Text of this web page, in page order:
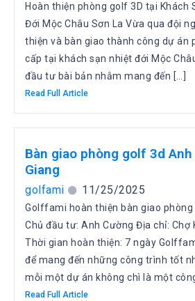
Hoàn thiện phòng golf 3D tại Khách
Đới Mộc Châu Sơn La Vừa qua đội
thiện và bàn giao thành công dự án
cấp tại khách sạn nhiệt đới Mộc
đầu tư bài bản nhằm mang đến […]
Read Full Article
Bàn giao phòng golf 3d
Giang
golfami 11/25/2025
Golffami hoàn thiện bàn giao phòng
Chủ đầu tư: Anh Cường Địa chỉ: Chợ
Thời gian hoàn thiện: 7 ngày
để mang đến những công trình tốt
mỗi một dự án không chì là một
Read Full Article